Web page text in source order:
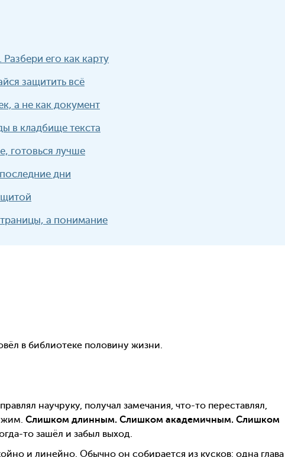
его как карту
защитить всё
а не как документ
в кладбище текста
готовься лучше
дни
а понимание
в библиотеке половину жизни.
научруку, получал замечания, что-то переставлял,
Слишком длинным. Слишком академичным. Слишком
то зашёл и забыл выход.
и линейно. Обычно он собирается из кусков: одна глава